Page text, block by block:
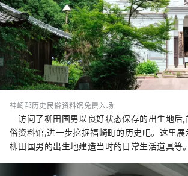
神崎郡历史民俗资料馆免费入场
访问了柳田国男以良好状态保存的出生地后,
俗资料馆,进一步挖掘福崎町的历史吧。这里
柳田国男的出生地建造当时的日常生活道具等。